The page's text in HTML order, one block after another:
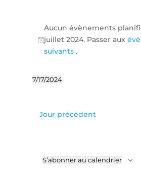
for
17
2024
Notice
Aucun évènements
juillet 2024. Passer aux
suivants .
7/17/2024
date.
Jour précédent
S’abonner au calendrier